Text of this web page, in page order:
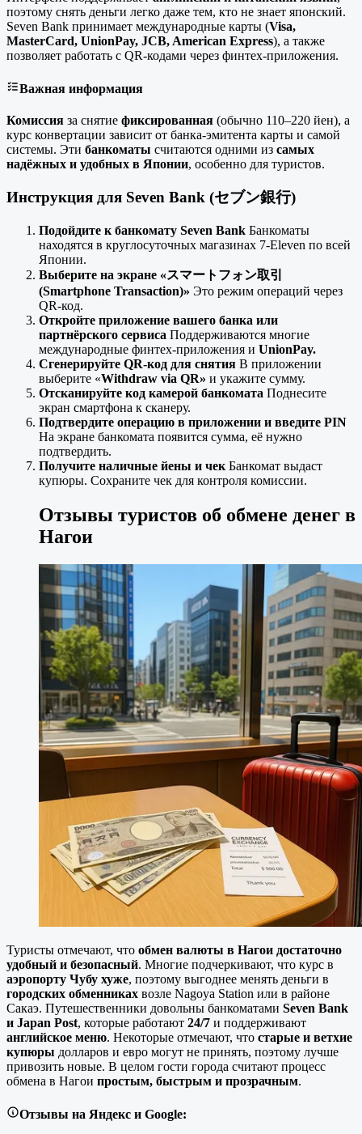
поэтому снять деньги легко даже тем, кто не знает японский.
Seven Bank принимает международные карты (Visa,
MasterCard, UnionPay, JCB, American Express), а также
позволяет работать с QR-кодами через финтех-приложения.
Важная информация
Комиссия за снятие фиксированная (обычно 110–220 йен), а
курс конвертации зависит от банка-эмитента карты и самой
системы. Эти банкоматы считаются одними из самых
надёжных и удобных в Японии, особенно для туристов.
Инструкция для Seven Bank (セブン銀行)
Подойдите к банкомату Seven Bank Банкоматы
находятся в круглосуточных магазинах 7-Eleven по всей
Японии.
Выберите на экране «スマートフォン取引
(Smartphone Transaction)» Это режим операций через
QR-код.
Откройте приложение вашего банка или
партнёрского сервиса Поддерживаются многие
международные финтех-приложения и UnionPay.
Сгенерируйте QR-код для снятия В приложении
выберите «Withdraw via QR» и укажите сумму.
Отсканируйте код камерой банкомата Поднесите
экран смартфона к сканеру.
Подтвердите операцию в приложении и введите PIN
На экране банкомата появится сумма, её нужно
подтвердить.
Получите наличные йены и чек Банкомат выдаст
купюры. Сохраните чек для контроля комиссии.
Отзывы туристов об обмене денег в
Нагои
Туристы отмечают, что обмен валюты в Нагои достаточно
удобный и безопасный. Многие подчеркивают, что курс в
аэропорту Чубу хуже, поэтому выгоднее менять деньги в
городских обменниках возле Nagoya Station или в районе
Сакаэ. Путешественники довольны банкоматами Seven Bank
и Japan Post, которые работают 24/7 и поддерживают
английское меню. Некоторые отмечают, что старые и ветхие
купюры долларов и евро могут не принять, поэтому лучше
привозить новые. В целом гости города считают процесс
обмена в Нагои простым, быстрым и прозрачным.
Отзывы на Яндекс и Google: